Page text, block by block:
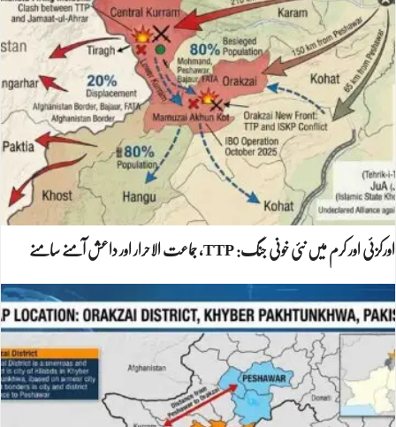
اورکزئی اور کرم میں نئی خونی جنگ: TTP، جماعت الاحرار اور داعش آمنے سامنے